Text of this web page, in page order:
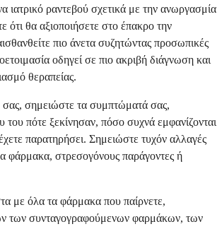
ιατρικό ραντεβού σχετικά με την ανωργασμία
ότι θα αξιοποιήσετε στο έπακρο την
πιο άνετα συζητώντας προσωπικές
οδηγεί σε πιο ακριβή διάγνωση και
θεραπείας.
σας, σημειώστε τα συμπτώματά σας,
πότε ξεκίνησαν, πόσο συχνά εμφανίζονται
παρατηρήσει. Σημειώστε τυχόν αλλαγές
φάρμακα, στρεσογόνους παράγοντες ή
με όλα τα φάρμακα που παίρνετε,
των συνταγογραφούμενων φαρμάκων, των